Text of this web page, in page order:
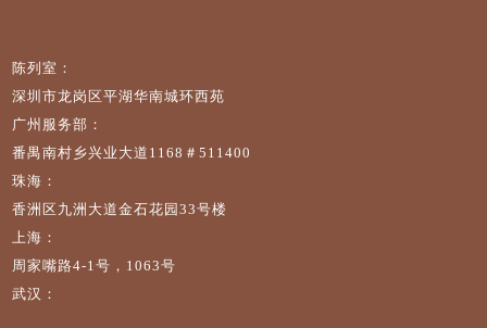
陈列室：
深圳市龙岗区平湖华南城环西苑
广州服务部：
番禺南村乡兴业大道1168＃511400
珠海：
香洲区九洲大道金石花园33号楼
上海：
周家嘴路4-1号，1063号
武汉：